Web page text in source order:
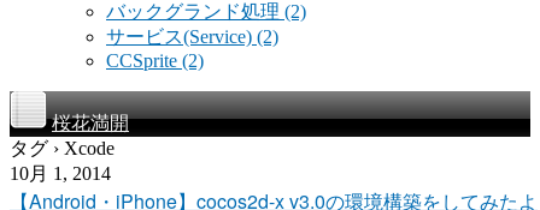
バックグランド処理 (2)
サービス(Service) (2)
CCSprite (2)
桜花満開
タグ › Xcode
10月 1, 2014
【Android・iPhone】cocos2d-x v3.0の環境構築をしてみたよ